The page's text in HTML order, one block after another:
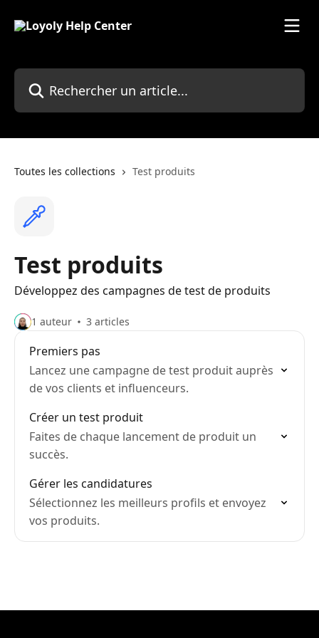
Rechercher un article...
Toutes les collections Test produits
Test produits
Développez des campagnes de test de produits
1 auteur 3 articles
Premiers pas
Lancez une campagne de test produit auprès
de vos clients et influenceurs.
Créer un test produit
Faites de chaque lancement de produit un
succès.
Gérer les candidatures
Sélectionnez les meilleurs profils et envoyez
vos produits.